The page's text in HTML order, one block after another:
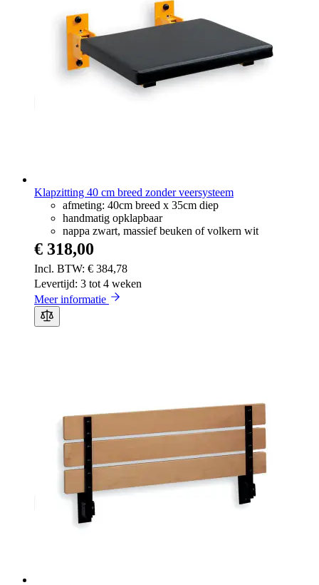
Klapzitting 40 cm breed zonder veersysteem
afmeting: 40cm breed x 35cm diep
handmatig opklapbaar
nappa zwart, massief beuken of volkern wit
€ 384,78
€ 318,00
Levertijd: 3 tot 4 weken
Meer informatie